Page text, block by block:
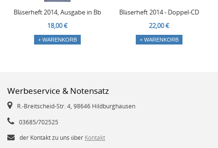
Bläserheft 2014, Ausgabe in Bb
18,00 €
+ WARENKORB
Bläserheft 2014 - Doppel-CD
22,00 €
+ WARENKORB
Werbeservice & Notensatz
R.-Breitscheid-Str. 4, 98646 Hildburghausen
03685/702525
der Kontakt zu uns über Kontakt